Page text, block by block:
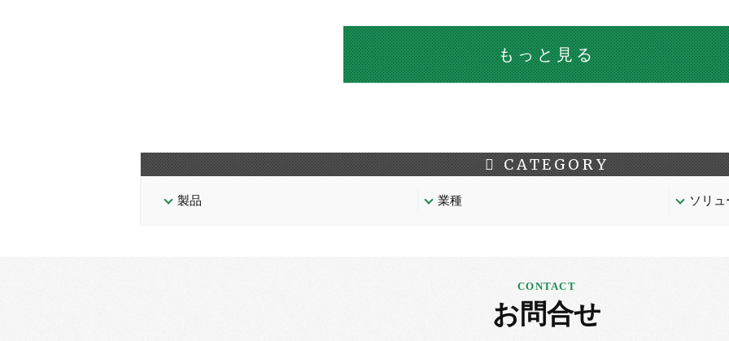
もっと見る
CATEGORY
製品 業種 ソリ
お問合せ